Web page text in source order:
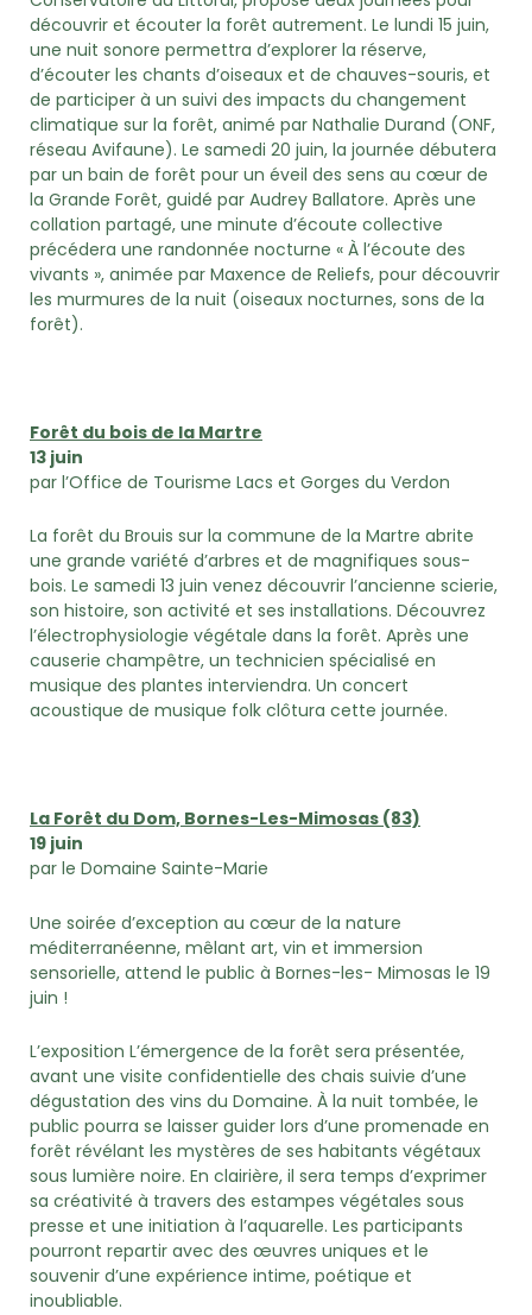
découvrir et écouter la forêt autrement. Le lundi 15 juin,
une nuit sonore permettra d’explorer la réserve,
d’écouter les chants d’oiseaux et de chauves-souris, et
de participer à un suivi des impacts du changement
climatique sur la forêt, animé par Nathalie Durand (ONF,
réseau Avifaune). Le samedi 20 juin, la journée débutera
par un bain de forêt pour un éveil des sens au cœur de
la Grande Forêt, guidé par Audrey Ballatore. Après une
collation partagé, une minute d’écoute collective
précédera une randonnée nocturne « À l’écoute des
vivants », animée par Maxence de Reliefs, pour découvrir
les murmures de la nuit (oiseaux nocturnes, sons de la
forêt).
Forêt du bois de la Martre
13 juin
par l’Office de Tourisme Lacs et Gorges du Verdon
La forêt du Brouis sur la commune de la Martre abrite
une grande variété d’arbres et de magnifiques sous-
bois. Le samedi 13 juin venez découvrir l’ancienne scierie,
son histoire, son activité et ses installations. Découvrez
l’électrophysiologie végétale dans la forêt. Après une
causerie champêtre, un technicien spécialisé en
musique des plantes interviendra. Un concert
acoustique de musique folk clôtura cette journée.
La Forêt du Dom, Bornes-Les-Mimosas (83)
19 juin
par le Domaine Sainte-Marie
Une soirée d’exception au cœur de la nature
méditerranéenne, mêlant art, vin et immersion
sensorielle, attend le public à Bornes-les- Mimosas le 19
juin !
L’exposition L’émergence de la forêt sera présentée,
avant une visite confidentielle des chais suivie d’une
dégustation des vins du Domaine. À la nuit tombée, le
public pourra se laisser guider lors d’une promenade en
forêt révélant les mystères de ses habitants végétaux
sous lumière noire. En clairière, il sera temps d’exprimer
sa créativité à travers des estampes végétales sous
presse et une initiation à l’aquarelle. Les participants
pourront repartir avec des œuvres uniques et le
souvenir d’une expérience intime, poétique et
inoubliable.